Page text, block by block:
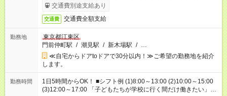
交通費別途支給あり
交通費 交通費全額支給
勤務地
東京都江東区
門前仲町駅 / 潮見駅 / 新木場駅 / …
≪自宅からドアtoドアで30分以内！≫ご希望の勤務地を紹介
します。
勤務時間
1日5時間からOK！ ■シフト例 (1)8:00～13:00 (2)10:00～15:00
(3)12:00～17:00 「子どもたちが学校に行く間だけ働きたい」